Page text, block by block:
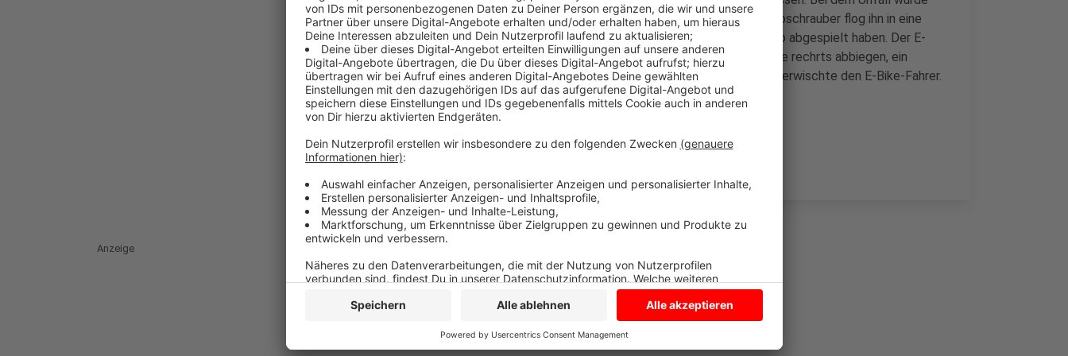
unter anderem ein E-Bike-Fahrer schwer verletzt. Ein Rettungshubschrauber flog ihn in eine
Klinik. Nach ersten Erkenntnissen der Polizei soll sich der Unfall so abgespielt haben. Der E-
Bike-Fahrer schob sein Rad über die Bundesstraße, ein Auto wollte rechrts abbiegen, ein
zweites Auto streifte es, das erste Auto kam ins Schleudern und erwischte den E-Bike-Fahrer.
Abschließend klären das die Ermittler noch.
Anzeige